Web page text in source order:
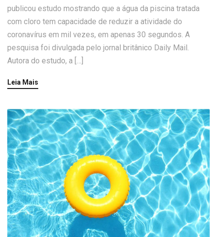
publicou estudo mostrando que a água da piscina tratada
com cloro tem capacidade de reduzir a atividade do
coronavírus em mil vezes, em apenas 30 segundos. A
pesquisa foi divulgada pelo jornal britânico Daily Mail.
Autora do estudo, a […]
Leia Mais